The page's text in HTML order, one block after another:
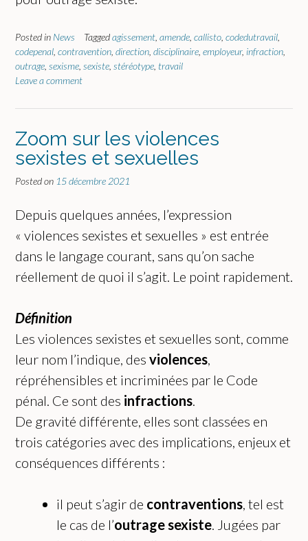
Posted in News Taggedagissement amende callisto codedutravail
codepenal contravention direction disciplinaire employeur, infraction
outrage sexisme sexiste stéréotype travail
Leave a comment
Zoom sur les violences
sexistes et sexuelles
Posted on 15 décembre 2021
Depuis quelques années, l’expression
« violences sexistes et sexuelles » est entrée
dans le langage courant, sans qu’on sache
réellement de quoi il s’agit. Le point rapidement.
Définition
Les violences sexistes et sexuelles sont, comme
leur nom l’indique, des violences
répréhensibles et incriminées par le Code
pénal. Ce sont des infractions
De gravité différente, elles sont classées en
trois catégories avec des implications, enjeux et
conséquences différents :
il peut s’agir de contraventions , tel est
le cas de l’outrage sexiste . Jugées par